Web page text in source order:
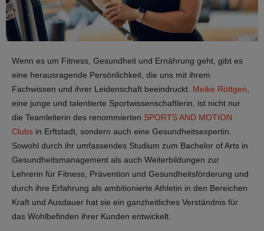
Wenn es um Fitness, Gesundheit und Ernährung geht, gibt es
eine herausragende Persönlichkeit, die uns mit ihrem
Fachwissen und ihrer Leidenschaft beeindruckt. Meike Röttgen,
eine junge und talentierte Sportwissenschaftlerin, ist nicht nur
die Teamleiterin des renommierten SPORTS AND MOTION
Clubs in Erftstadt, sondern auch eine Gesundheitsexpertin.
Sowohl durch ihr umfassendes Studium zum Bachelor of Arts in
Gesundheitsmanagement als auch Weiterbildungen zur
Lehrerin für Fitness, Prävention und Gesundheitsförderung und
durch ihre Erfahrung als ambitionierte Athletin in den Bereichen
Kraft und Ausdauer hat sie ein ganzheitliches Verständnis für
das Wohlbefinden ihrer Kunden entwickelt.